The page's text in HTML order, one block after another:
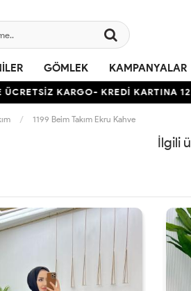
GÖMLEK KAMPANYALAR
KARGO- KREDİ KARTINA 12 AY
1199 Beim Takım Ekru Kahve
İlgili